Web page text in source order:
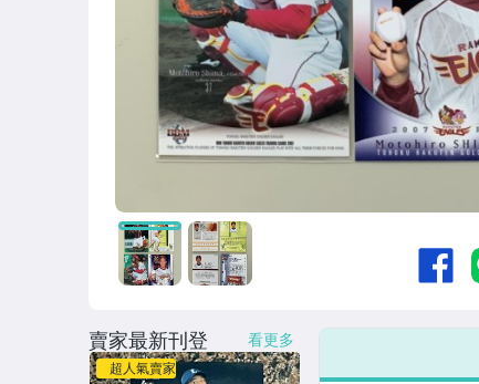
賣家最新刊登 看更多
超人氣賣家